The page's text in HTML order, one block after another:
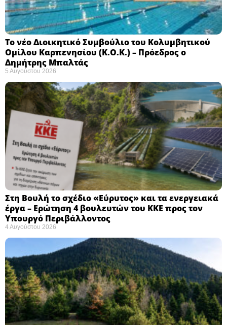
Το νέο Διοικητικό Συμβούλιο του Κολυμβητικού
Ομίλου Καρπενησίου (Κ.Ο.Κ.) – Πρόεδρος ο
Δημήτρης Μπαλτάς
5 Αυγούστου 2026
Στη Βουλή το σχέδιο «Εύρυτος» και τα ενεργειακά
έργα – Ερώτηση 4 βουλευτών του ΚΚΕ προς τον
Υπουργό Περιβάλλοντος
4 Αυγούστου 2026